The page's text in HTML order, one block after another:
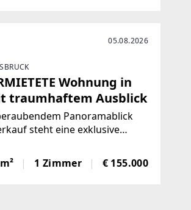
05.08.2026
Wohnung in
traumhaftem Ausblick
Panoramablick
steht eine exklusive
Diese Wohnung verfügt über
welche beide über den
1 Zimmer € 155.000